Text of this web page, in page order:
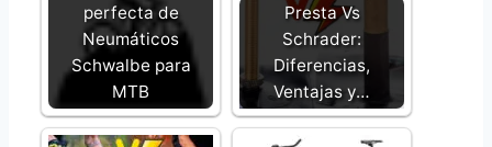
perfecta de
Neumáticos
Schwalbe para
MTB
Presta Vs
Schrader:
Diferencias,
Ventajas y…